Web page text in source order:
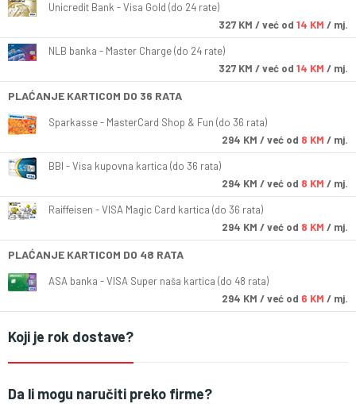
Unicredit Bank - Visa Gold (do 24 rate)
327 KM / već od 14 KM / mj.
NLB banka - Master Charge (do 24 rate)
327 KM / već od 14 KM / mj.
PLAĆANJE KARTICOM DO 36 RATA
Sparkasse - MasterCard Shop & Fun (do 36 rata)
294 KM / već od 8 KM / mj.
BBI - Visa kupovna kartica (do 36 rata)
294 KM / već od 8 KM / mj.
Raiffeisen - VISA Magic Card kartica (do 36 rata)
294 KM / već od 8 KM / mj.
PLAĆANJE KARTICOM DO 48 RATA
ASA banka - VISA Super naša kartica (do 48 rata)
294 KM / već od 6 KM / mj.
Koji je rok dostave?
Da li mogu naručiti preko firme?